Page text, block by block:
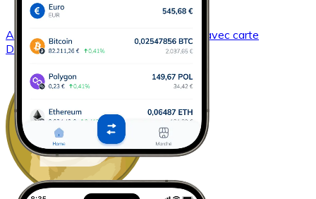
AcheterDash avec virement bancaire
avec carte
DASH